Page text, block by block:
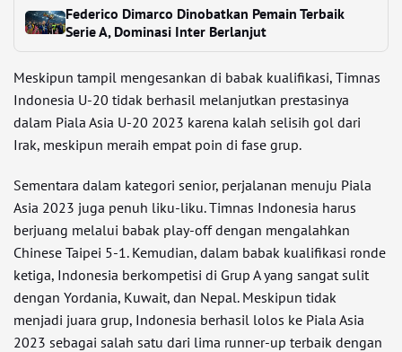
Federico Dimarco Dinobatkan Pemain Terbaik
Serie A, Dominasi Inter Berlanjut
Meskipun tampil mengesankan di babak kualifikasi, Timnas
Indonesia U-20 tidak berhasil melanjutkan prestasinya
dalam Piala Asia U-20 2023 karena kalah selisih gol dari
Irak, meskipun meraih empat poin di fase grup.
Sementara dalam kategori senior, perjalanan menuju Piala
Asia 2023 juga penuh liku-liku. Timnas Indonesia harus
berjuang melalui babak play-off dengan mengalahkan
Chinese Taipei 5-1. Kemudian, dalam babak kualifikasi ronde
ketiga, Indonesia berkompetisi di Grup A yang sangat sulit
dengan Yordania, Kuwait, dan Nepal. Meskipun tidak
menjadi juara grup, Indonesia berhasil lolos ke Piala Asia
2023 sebagai salah satu dari lima runner-up terbaik dengan